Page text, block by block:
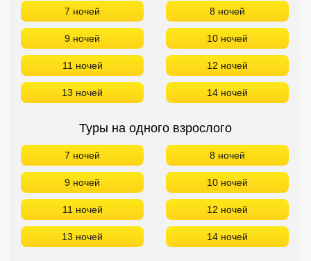
7 ночей 8 ночей
9 ночей 10 ночей
11 ночей 12 ночей
13 ночей 14 ночей
Туры на одного взрослого
7 ночей 8 ночей
9 ночей 10 ночей
11 ночей 12 ночей
13 ночей 14 ночей
Сетевые отели Маврикия